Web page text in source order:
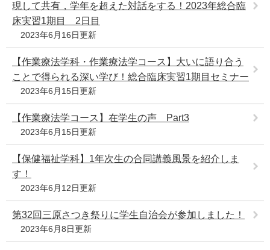
現して共有，学年を超えた対話をする！2023年総合臨
床実習1期目 2日目
2023年6月16日更新
【作業療法学科・作業療法学コース】大いに語り合う
ことで得られる深い学び！総合臨床実習1期目セミナー
2023年6月15日更新
【作業療法学コース】在学生の声 Part3
2023年6月15日更新
【保健福祉学科】1年次生の合同講義風景を紹介しま
す！
2023年6月12日更新
第32回三原さつき祭りに学生自治会が参加しました！
2023年6月8日更新